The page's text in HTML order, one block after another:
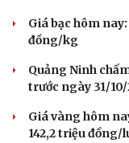
Giá bạc hôm
đồng/kg
Quảng Ninh
trước ngày 31/
Giá vàng hôm
142,2 triệu đồng/